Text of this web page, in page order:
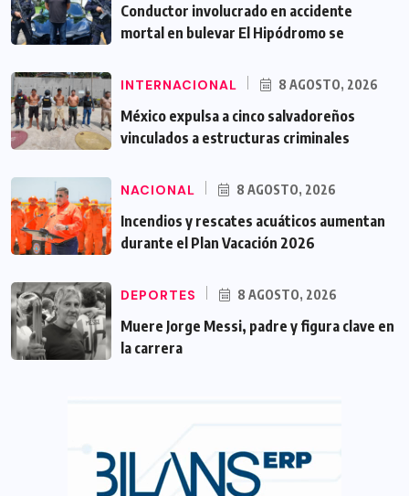
Conductor involucrado en accidente
mortal en bulevar El Hipódromo se
INTERNACIONAL 8 AGOSTO, 2026
México expulsa a cinco salvadoreños
vinculados a estructuras criminales
NACIONAL 8 AGOSTO, 2026
Incendios y rescates acuáticos aumentan
durante el Plan Vacación 2026
DEPORTES 8 AGOSTO, 2026
Muere Jorge Messi, padre y figura clave en
la carrera